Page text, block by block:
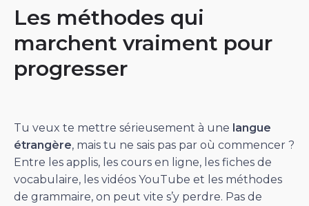
Les méthodes qui
marchent vraiment pour
progresser
Tu veux te mettre sérieusement à une langue
étrangère, mais tu ne sais pas par où commencer ?
Entre les applis, les cours en ligne, les fiches de
vocabulaire, les vidéos YouTube et les méthodes
de grammaire, on peut vite s’y perdre. Pas de